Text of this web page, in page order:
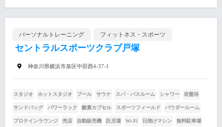
パーソナルトレーニング フィットネス・スポーツ
セントラルスポーツクラブ戸塚
神奈川県横浜市泉区中田西4-37-1
スタジオ ホットスタジオ プール サウナ スパ・バスルーム シャワー 岩盤浴
サンドバッグ パワーラック 酸素カプセル スポーツフィールド パウダールーム
プロテインラウンジ 売店 自動販売機 託児場 Wi-Fi 日焼けマシン 無料駐車場